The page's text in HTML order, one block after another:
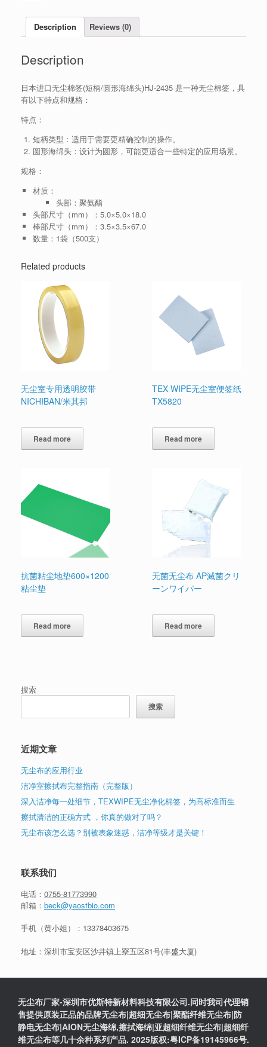
Description Reviews (0)
Description
日本进口无尘棉签(短柄/圆形海绵头)HJ-2435 是一种无尘棉签，具
有以下特点和规格：
特点：
短柄类型：适用于需要更精确控制的操作。
圆形海绵头：设计为圆形，可能更适合一些特定的应用场景。
规格：
材质：
头部：聚氨酯
头部尺寸（mm）：5.0×5.0×18.0
棒部尺寸（mm）：3.5×3.5×67.0
数量：1袋（500支）
Related products
无尘室专用透明胶带
NICHIBAN/米其邦
Read more
TEX WIPE无尘室便签纸
TX5820
Read more
抗菌粘尘地垫600×1200
粘尘垫
Read more
无菌无尘布 AP滅菌クリ
ーンワイパー
Read more
搜索
搜索
近期文章
无尘布的应用行业
洁净室擦拭布完整指南（完整版）
深入洁净每一处细节，TEXWIPE无尘净化棉签，为高标准而生
擦拭清洁的正确方式 ，你真的做对了吗？
无尘布该怎么选？别被表象迷惑，洁净等级才是关键！
联系我们
电话： 0755-81773990
邮箱： beck@yaostbio.com
手机（黄小姐）： 13378403675
地址：深圳市宝安区沙井镇上寮五区81号(丰盛大厦)
无尘布厂家-深圳市优斯特新材料科技有限公司.同时我司代理销
售提供原装正品的品牌无尘布|超细无尘布|聚酯纤维无尘布|防
静电无尘布|AION无尘海绵,擦拭海绵|亚超细纤维无尘布|超细纤
维无尘布等几十余种系列产品. 2025版权:粤ICP备19145966号.